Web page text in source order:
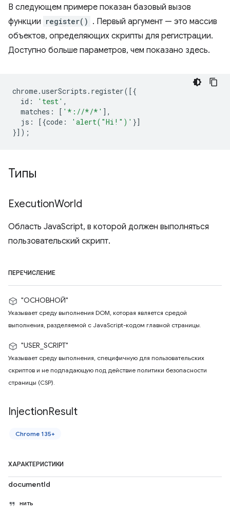
В следующем примере показан базовый вызов
функции register() . Первый аргумент — это массив
объектов, определяющих скрипты для регистрации.
Доступно больше параметров, чем показано здесь.
chrome.userScripts . register([{
id : 'test' ,
matches : [ '*://*/*' ],
js : [{code : 'alert("Hi!")' }]
}]);
Типы
ExecutionWorld
Область JavaScript, в которой должен выполняться
пользовательский скрипт.
ПЕРЕЧИСЛЕНИЕ
"ОСНОВНОЙ"
Указывает среду выполнения DOM, которая является средой
выполнения, разделяемой с JavaScript-кодом главной страницы.
"USER_SCRIPT"
Указывает среду выполнения, специфичную для пользовательских
скриптов и не подпадающую под действие политики безопасности
страницы (CSP).
InjectionResult
Chrome 135+
ХАРАКТЕРИСТИКИ
documentId
нить